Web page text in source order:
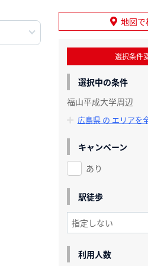
地図で
選択条件
選択中の条件
福山平成大学周辺
広島県 の エリアを
キャンペーン
あり
駅徒歩
利用人数